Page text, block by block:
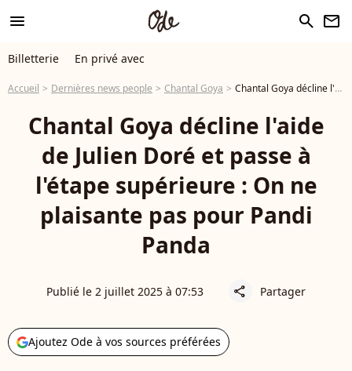
menu search newsletter
Billetterie En privé avec
Accueil Dernières news people Chantal Goya Chantal Goya décline l'aide de Julien Doré et passe à l'étape supérieure : On ne plaisante pas pour Pandi Panda
Chantal Goya décline l'aide
de Julien Doré et passe à
l'étape supérieure : On ne
plaisante pas pour Pandi
Panda
Publié le 2 juillet 2025 à 07:53 share Partager
Ajoutez Ode à vos sources préférées